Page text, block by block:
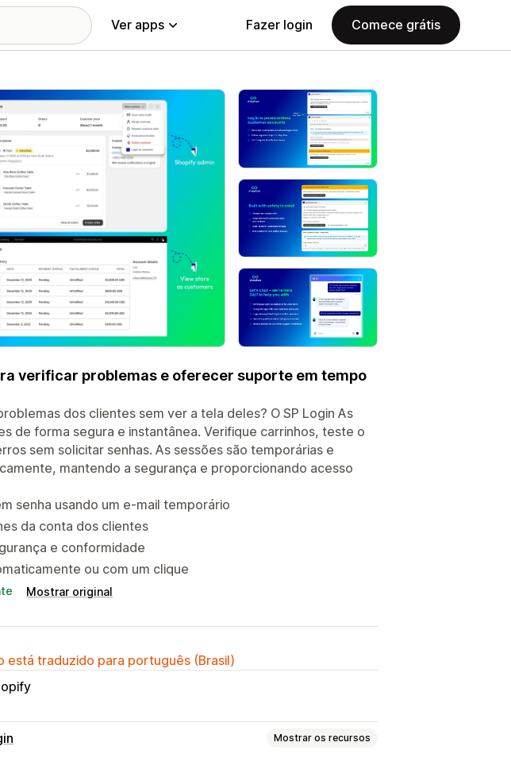
Ver apps Fazer login Comece grátis
verificar problemas e oferecer suporte em tempo
dos clientes sem ver a tela deles? O SP Login As
de forma segura e instantânea. Verifique carrinhos, teste o
sem solicitar senhas. As sessões são temporárias e
mantendo a segurança e proporcionando acesso
senha usando um e-mail temporário
da conta dos clientes
e conformidade
ou com um clique
Mostrar original
está traduzido para português (Brasil)
Mostrar os recursos